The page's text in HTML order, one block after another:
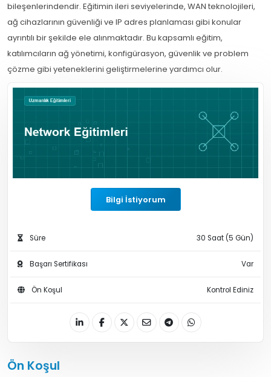
bileşenlerindendir. Eğitimin ileri seviyelerinde, WAN teknolojileri,
ağ cihazlarının güvenliği ve IP adres planlaması gibi konular
ayrıntılı bir şekilde ele alınmaktadır. Bu kapsamlı eğitim,
katılımcıların ağ yönetimi, konfigürasyon, güvenlik ve problem
çözme gibi yeteneklerini geliştirmelerine yardımcı olur.
Bilgi İstiyorum
Süre 30 Saat (5 Gün)
Başarı Sertifikası Var
Ön Koşul Kontrol Ediniz
Ön Koşul